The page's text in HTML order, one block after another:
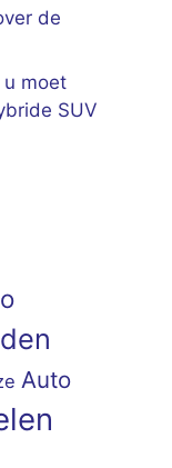
de
u moet
SUV
Auto